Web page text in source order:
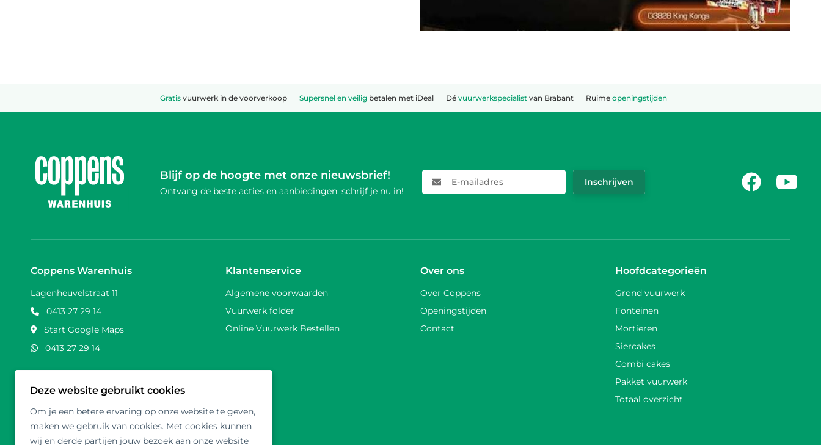
Gratisvuurwerk in de voorverkoop Supersnel en veiligbetalen met iDeal Dé vuurwerkspecialistvan Brabant Ruime openingstijden
Blijf op de hoogte met onze nieuwsbrief!
Ontvang de beste acties en aanbiedingen, schrijf je nu in!
E-mailadres Inschrijven FacebookYoutube
Coppens Warenhuis
Lagenheuvelstraat 11
0413 27 29 14
Start Google Maps
0413 27 29 14
Klantenservice
Algemene voorwaarden
Vuurwerk folder
Online Vuurwerk Bestellen
Over ons
Over Coppens
Openingstijden
Contact
Hoofdcategorieën
Grond vuurwerk
Fonteinen
Mortieren
Siercakes
Combi cakes
Pakket vuurwerk
Totaal overzicht
Deze website gebruikt cookies
Om je een betere ervaring op onze website te geven,
maken we gebruik van cookies. Met cookies kunnen
wij en derde partijen jouw bezoek aan onze website